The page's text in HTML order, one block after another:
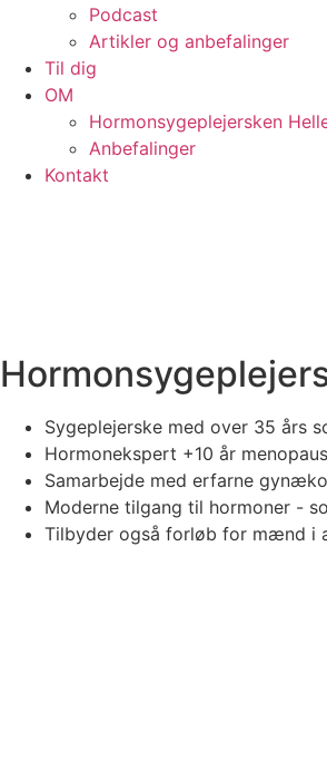
Podcast
Artikler og anbefalinger
Til dig
OM
Hormonsygeplejersken
Anbefalinger
Kontakt
Sygeplejerske med over 35 års
Hormonekspert +10 år
Samarbejde med erfarne
Moderne tilgang til hormoner -
Tilbyder også forløb for mænd i